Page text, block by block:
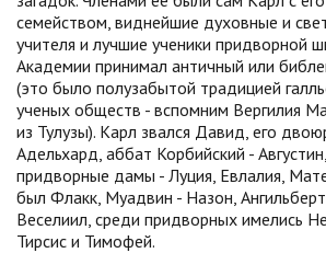
семейством, виднейшие духовные и
учителя и лучшие ученики придворной
Академии принимал античный или
(это было полузабытой традицией
ученых обществ - вспомним Вергилия
из Тулузы). Карл звался Давид, его
Адельхард, аббат Корбийский -
придворные дамы - Луция, Евлалия,
был Флакк, Муадвин - Назон,
Веселиил, среди придворных имелись
Тирсис и Тимофей.